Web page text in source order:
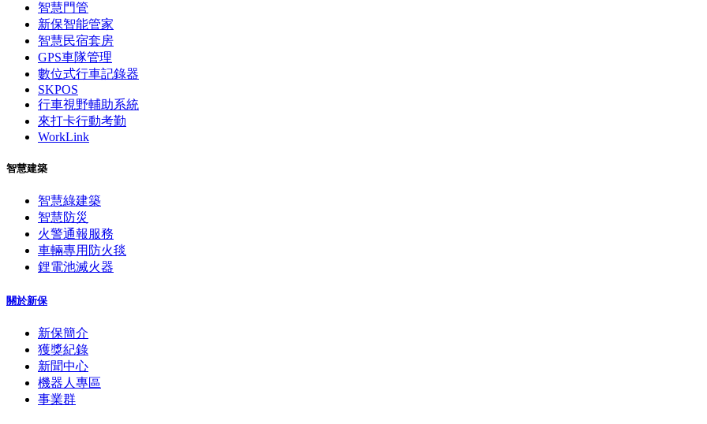
智慧門管
新保智能管家
智慧民宿套房
GPS車隊管理
數位式行車記錄器
SKPOS
行車視野輔助系統
來打卡行動考勤
WorkLink
智慧建築
智慧綠建築
智慧防災
火警通報服務
車輛專用防火毯
鋰電池滅火器
關於新保
新保簡介
獲獎紀錄
新聞中心
機器人專區
事業群